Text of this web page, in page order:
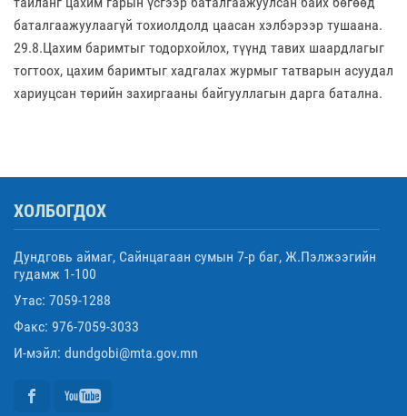
баталгаажуулаагүй тохиолдолд цаасан хэлбэрээр тушаана.
29.8.Цахим баримтыг тодорхойлох, түүнд тавих шаардлагыг
тогтоох, цахим баримтыг хадгалах журмыг татварын асуудал
хариуцсан төрийн захиргааны байгууллагын дарга батална.
ХОЛБОГДОХ
Дундговь аймаг, Сайнцагаан сумын 7-р баг, Ж.Пэлжээгийн
гудамж 1-100
Утас: 7059-1288
Факс: 976-7059-3033
И-мэйл: dundgobi@mta.gov.mn